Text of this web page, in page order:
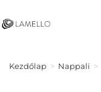
Kezdőlap > Nappali >